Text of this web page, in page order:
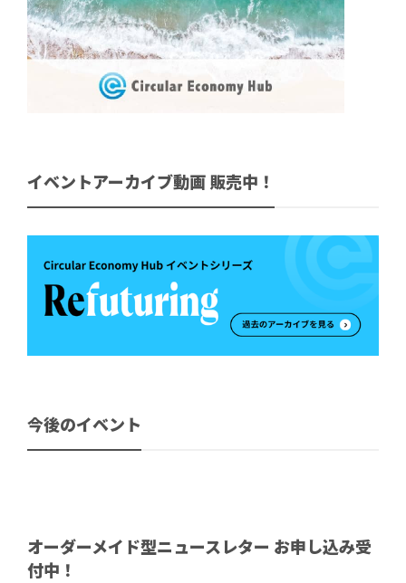
イベントアーカイブ動画 販売中！
今後のイベント
オーダーメイド型ニュースレター お申し込み受
付中！